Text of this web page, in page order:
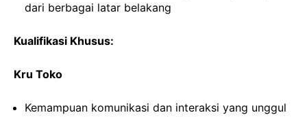
dari berbagai latar belakang
Kualifikasi Khusus:
Kru Toko
Kemampuan komunikasi dan interaksi yang unggul